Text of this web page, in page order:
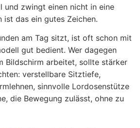
und zwingt einen nicht in eine
ist das ein gutes Zeichen.
am Tag sitzt, ist oft schon mit
gut bedient. Wer dagegen
Bildschirm arbeitet, sollte stärker
verstellbare Sitztiefe,
sinnvolle Lordosenstütze
die Bewegung zulässt, ohne zu